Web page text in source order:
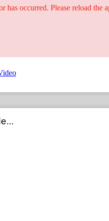
has occurred. Please reload the